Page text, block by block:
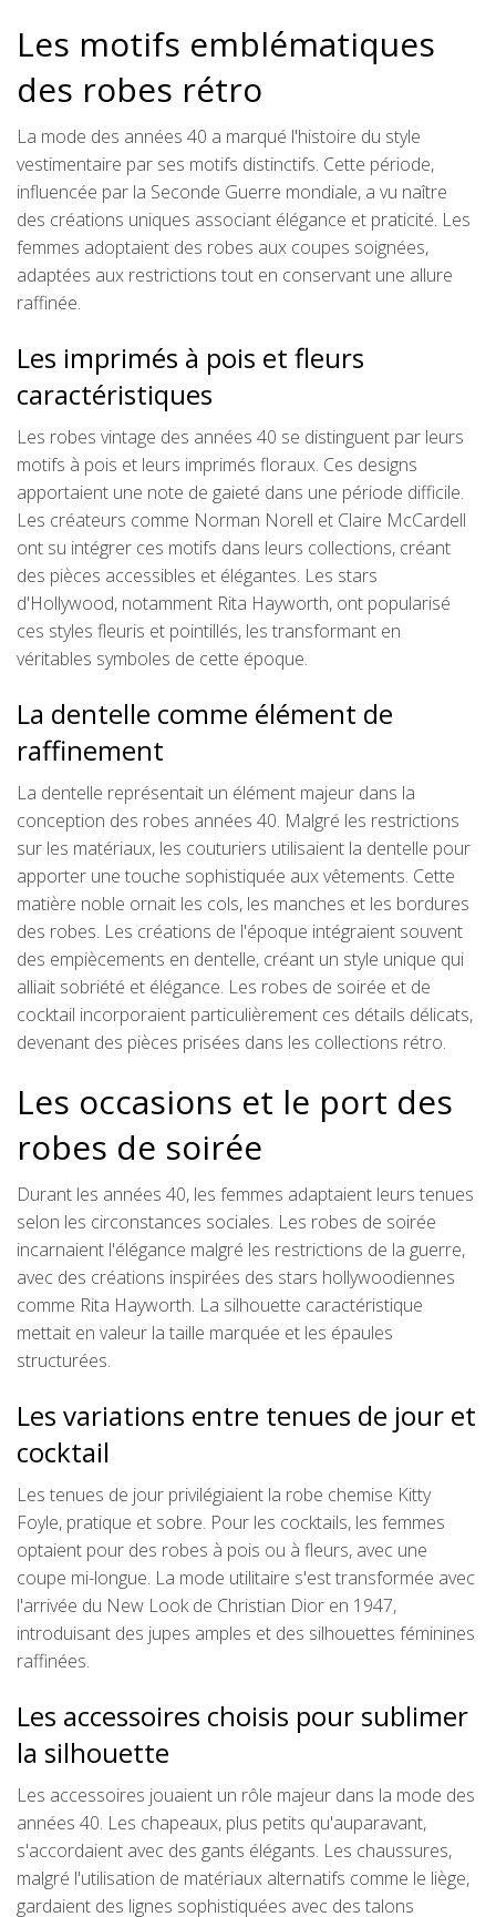
Les motifs emblématiques
des robes rétro
La mode des années 40 a marqué l'histoire du style
vestimentaire par ses motifs distinctifs. Cette période,
influencée par la Seconde Guerre mondiale, a vu naître
des créations uniques associant élégance et praticité. Les
femmes adoptaient des robes aux coupes soignées,
adaptées aux restrictions tout en conservant une allure
raffinée.
Les imprimés à pois et fleurs
caractéristiques
Les robes vintage des années 40 se distinguent par leurs
motifs à pois et leurs imprimés floraux. Ces designs
apportaient une note de gaieté dans une période difficile.
Les créateurs comme Norman Norell et Claire McCardell
ont su intégrer ces motifs dans leurs collections, créant
des pièces accessibles et élégantes. Les stars
d'Hollywood, notamment Rita Hayworth, ont popularisé
ces styles fleuris et pointillés, les transformant en
véritables symboles de cette époque.
La dentelle comme élément de
raffinement
La dentelle représentait un élément majeur dans la
conception des robes années 40. Malgré les restrictions
sur les matériaux, les couturiers utilisaient la dentelle pour
apporter une touche sophistiquée aux vêtements. Cette
matière noble ornait les cols, les manches et les bordures
des robes. Les créations de l'époque intégraient souvent
des empiècements en dentelle, créant un style unique qui
alliait sobriété et élégance. Les robes de soirée et de
cocktail incorporaient particulièrement ces détails délicats,
devenant des pièces prisées dans les collections rétro.
Les occasions et le port des
robes de soirée
Durant les années 40, les femmes adaptaient leurs tenues
selon les circonstances sociales. Les robes de soirée
incarnaient l'élégance malgré les restrictions de la guerre,
avec des créations inspirées des stars hollywoodiennes
comme Rita Hayworth. La silhouette caractéristique
mettait en valeur la taille marquée et les épaules
structurées.
Les variations entre tenues de jour et
cocktail
Les tenues de jour privilégiaient la robe chemise Kitty
Foyle, pratique et sobre. Pour les cocktails, les femmes
optaient pour des robes à pois ou à fleurs, avec une
coupe mi-longue. La mode utilitaire s'est transformée avec
l'arrivée du New Look de Christian Dior en 1947,
introduisant des jupes amples et des silhouettes féminines
raffinées.
Les accessoires choisis pour sublimer
la silhouette
Les accessoires jouaient un rôle majeur dans la mode des
années 40. Les chapeaux, plus petits qu'auparavant,
s'accordaient avec des gants élégants. Les chaussures,
malgré l'utilisation de matériaux alternatifs comme le liège,
gardaient des lignes sophistiquées avec des talons